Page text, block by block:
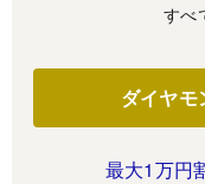
すべ
ダイヤ
最大1万円